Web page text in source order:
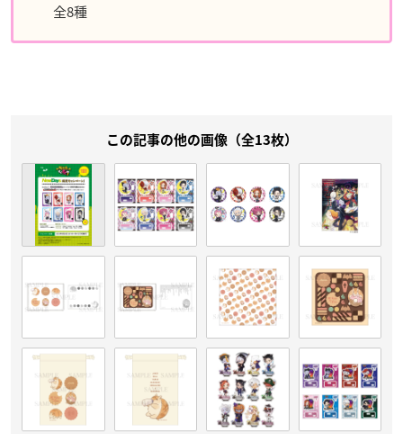
全8種
この記事の他の画像（全13枚）